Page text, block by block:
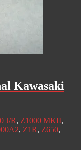
Kawasaki
J/R, Z1000 MKII,
, Z1R, Z650,